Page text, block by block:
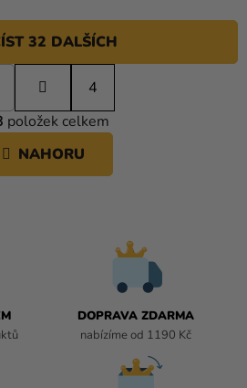
O
V
L
Á
32 DALŠÍCH
S
t
r
á
k
o
4
položek celkem
NAHORU
DOPRAVA ZDARMA
nabízíme od 1190 Kč